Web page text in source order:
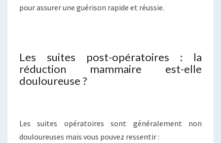
pour assurer une guérison rapide et réussie.
Les suites post-opératoires : la
réduction mammaire est-elle
douloureuse ?
Les suites opératoires sont généralement non
douloureuses mais vous pouvez ressentir :